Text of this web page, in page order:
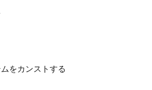
をカンストする